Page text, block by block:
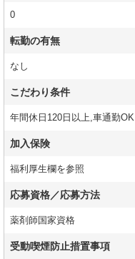
0
転勤の有無
なし
こだわり条件
年間休日120日以上,車通勤OK
加入保険
福利厚生欄を参照
応募資格／応募方法
薬剤師国家資格
受動喫煙防止措置事項